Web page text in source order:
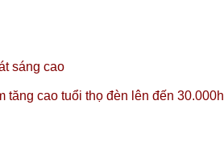
sáng cao
tăng cao tuổi thọ đèn lên đến 30.000h